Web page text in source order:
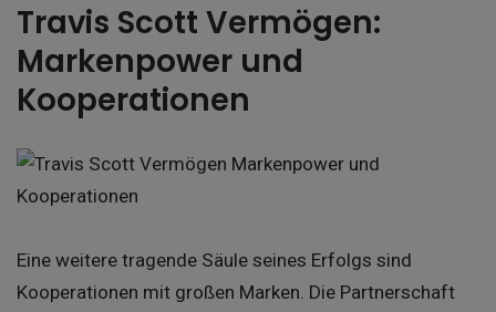
Travis Scott Vermögen:
Markenpower und
Kooperationen
Eine weitere tragende Säule seines Erfolgs sind
Kooperationen mit großen Marken. Die Partnerschaft